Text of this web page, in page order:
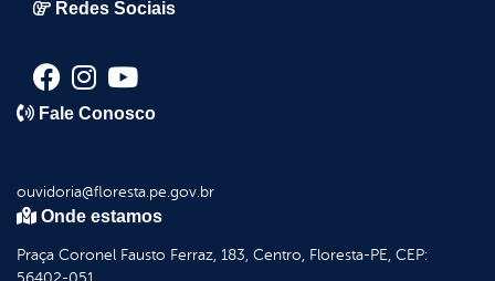
Redes Sociais
Fale Conosco
ouvidoria@floresta.pe.gov.br
Onde estamos
Praça Coronel Fausto Ferraz, 183, Centro, Floresta-PE, CEP: